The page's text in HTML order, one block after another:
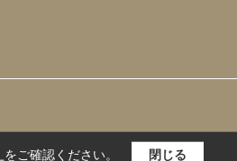
をご確認ください。 閉じる